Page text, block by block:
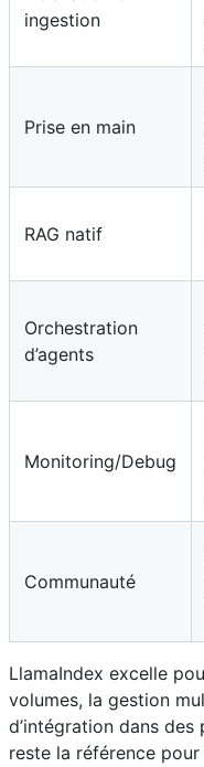
ingestion
Prise en main
RAG natif
Orchestration
d’agents
Monitoring/Debug
Communauté
LlamaIndex excelle
volumes, la gestion
d’intégration dans des
reste la référence